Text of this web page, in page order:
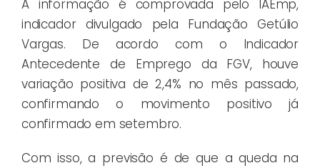
A informação é comprovada pelo IAEmp,
indicador divulgado pela Fundação Getúlio
Vargas. De acordo com o Indicador
Antecedente de Emprego da FGV, houve
variação positiva de 2,4% no mês passado,
confirmando o movimento positivo já
confirmado em setembro.
Com isso, a previsão é de que a queda na